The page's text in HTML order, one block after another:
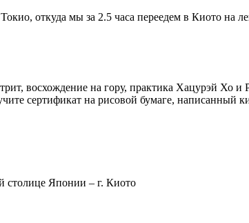
откуда мы за 2.5 часа переедем в Киото на
восхождение на гору, практика Хацурэй Хо
сертификат на рисовой бумаге, написанный
столице Японии – г. Киото